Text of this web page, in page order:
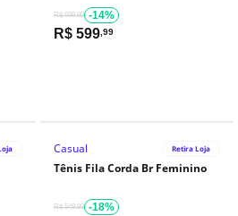
R$ 699,99 -14%
R$ 599,99
Casual Retira Loja
Tênis Fila Corda Br Feminino
R$ 549,99 -18%